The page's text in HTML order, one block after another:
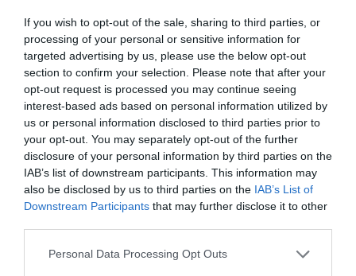
If you wish to opt-out of the sale, sharing to third parties, or
processing of your personal or sensitive information for
targeted advertising by us, please use the below opt-out
section to confirm your selection. Please note that after your
opt-out request is processed you may continue seeing
interest-based ads based on personal information utilized by
us or personal information disclosed to third parties prior to
your opt-out. You may separately opt-out of the further
disclosure of your personal information by third parties on the
IAB’s list of downstream participants. This information may
also be disclosed by us to third parties on the IAB’s List of
Downstream Participants that may further disclose it to other
Please note that this website/app uses one or more Google
Personal Data Processing Opt Outs
állapítanunk, mi okozza a ráncokat. Arra
gondolunk, hogy ha a bőrünk láthatólag sokat
vesztett hidratáltságából, mindenképpen olyan
szemránckrémet kell használni, amely pótolja
ezt a hiányosságot. A szemránckrém
választásánál ajánlott körbenézni a
természetes összetevőket tartalmazó
termékek között, ezek ugyanis nem csupán
környezettudatosak, de a testünk számára is
mindenben megfelelnek.